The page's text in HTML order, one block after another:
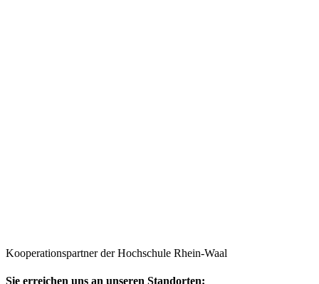
Kooperationspartner der Hochschule Rhein-Waal
Sie erreichen uns an unseren Standorten: